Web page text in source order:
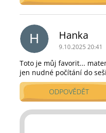
p
i
d
i
s
k
z
H Hanka
9.10.2025 20:41
Toto je můj favorit...
jen nudné počítání do
ODPOVĚDĚT